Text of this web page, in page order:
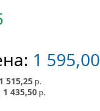
1 595,00
1 515,25 р.
1 435,50 р.